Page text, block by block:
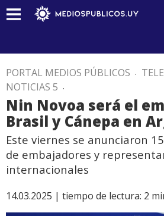
PORTAL MEDIOS PÚBLICOS .
NOTICIAS 5 .
Nin Novoa será el
Brasil y Cánepa en
Este viernes se anunciaron
de embajadores y
internacionales
14.03.2025 | tiempo de lectura: 2